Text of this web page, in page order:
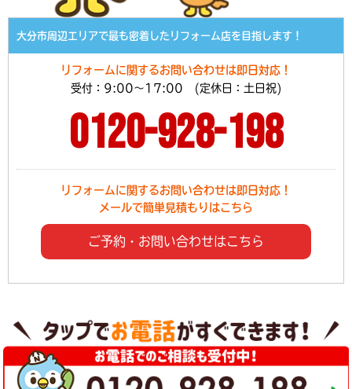
大分市周辺エリアで最も密着したリフォーム店を目指します！
リフォームに関するお問い合わせは即日対応！
受付：9:00～17:00 (定休日：土日祝)
0120-928-198
リフォームに関するお問い合わせは即日対応！
メールで簡単見積もりはこちら
ご予約・お問い合わせはこちら